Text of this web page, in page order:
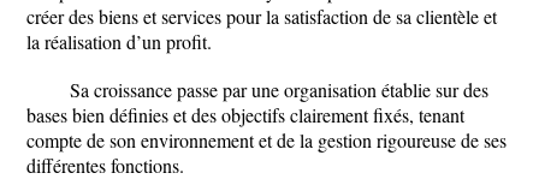
créer des biens et services pour la satisfaction de sa clientèle et
la réalisation d’un profit.
Sa croissance passe par une organisation établie sur des
bases bien définies et des objectifs clairement fixés, tenant
compte de son environnement et de la gestion rigoureuse de ses
différentes fonctions.